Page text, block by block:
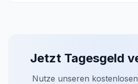
Jetzt Tagesgeld
Nutze unseren